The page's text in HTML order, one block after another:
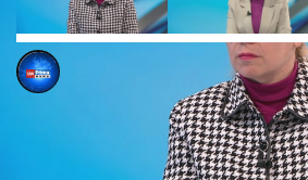
Michael Cardal
20. dub 2025, 11:16
Kdo může za drahá vejce?
Ilony Švihlíkové, která byla